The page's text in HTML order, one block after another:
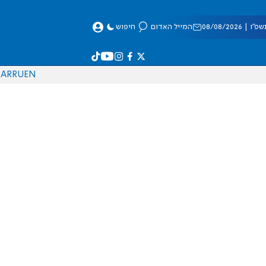
08/2026 המייל האדום חיפוש
EN
RU
AR